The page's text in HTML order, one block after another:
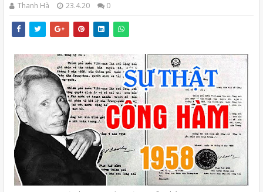
Thanh Hà 23.4.20 0